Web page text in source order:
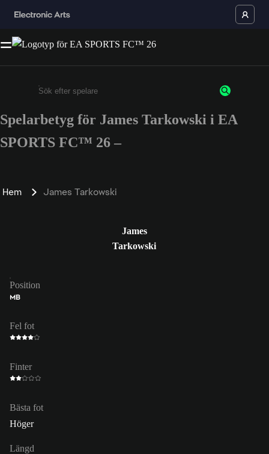
Ange minst 3 tecken eller siffror
Spelarbetyg för James Tarkowski i EA
SPORTS FC™ 26 –
Hem James Tarkowski
James
Tarkowski
Position
MB
Fel fot
Finter
Bästa fot
Höger
Längd